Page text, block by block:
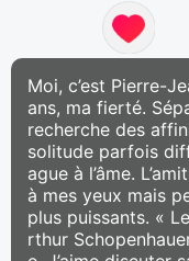
Moi, c’est Pierre-
ans, ma fierté.
recherche des
solitude parfois
ague à l’âme.
à mes yeux mais
plus puissants. «
rthur